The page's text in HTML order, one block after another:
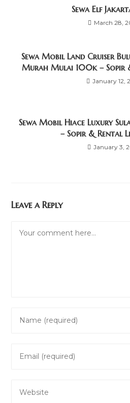
Sewa Elf
March 28,
Sewa Mobil Land Cruiser
Murah Mulai 100k – Sopir
January 12,
Sewa Mobil Hiace Luxury
– Sopir & Rental
January 3,
Leave a Reply
your
comment
your
address
your